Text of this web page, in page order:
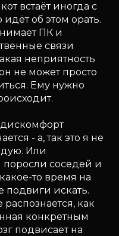
встаёт иногда с
об этом орать.
ПК и
связи
неприятность
не может просто
Ему нужно
- а, так это я не
Или
поросли соседей и
то время на
искать.
как
конкретным
подвисает на